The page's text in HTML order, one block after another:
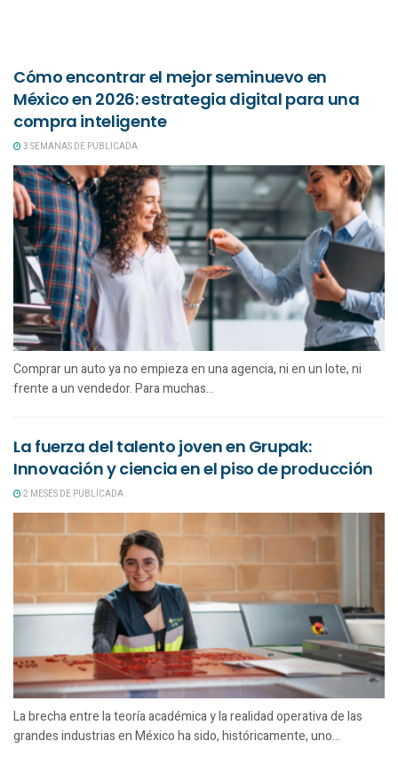
Cómo encontrar el mejor seminuevo en
México en 2026: estrategia digital para una
compra inteligente
3 SEMANAS DE PUBLICADA
Comprar un auto ya no empieza en una agencia, ni en un lote, ni
frente a un vendedor. Para muchas...
La fuerza del talento joven en Grupak:
Innovación y ciencia en el piso de producción
2 MESES DE PUBLICADA
La brecha entre la teoría académica y la realidad operativa de las
grandes industrias en México ha sido, históricamente, uno...